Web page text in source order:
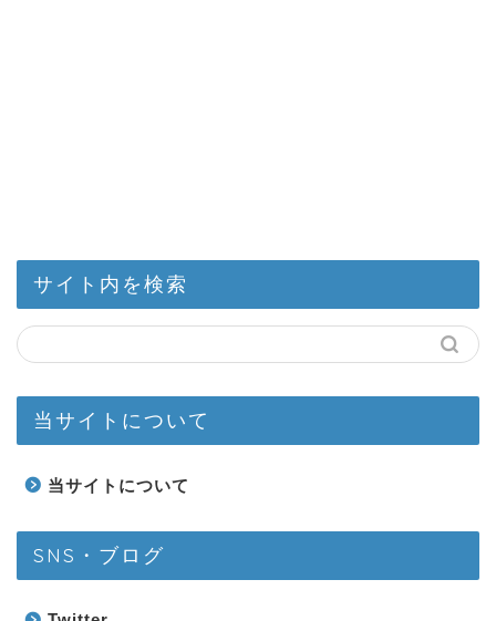
サイト内を検索
当サイトについて
当サイトについて
SNS・ブログ